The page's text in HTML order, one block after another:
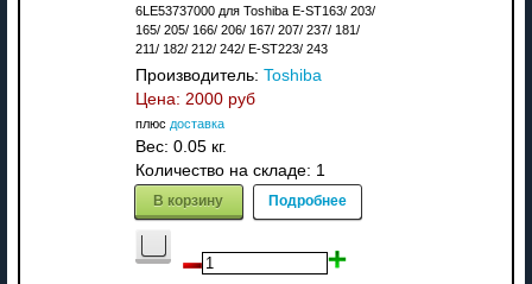
6LE53737000 для Toshiba E-ST163/ 203/
165/ 205/ 166/ 206/ 167/ 207/ 237/ 181/
211/ 182/ 212/ 242/ E-ST223/ 243
Производитель: Toshiba
Цена: 2000 руб
плюс доставка
Вес: 0.05 кг.
Количество на складе: 1
В корзину Подробнее